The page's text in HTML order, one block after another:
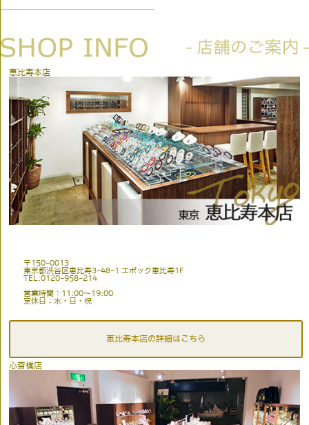
恵比寿本店
〒150-0013
東京都渋谷区恵比寿3-48-1 エポック恵比寿1F
TEL:0120-958-214
営業時間：11:00〜19:00
定休日：水・日・祝
恵比寿本店の詳細はこちら
心斎橋店